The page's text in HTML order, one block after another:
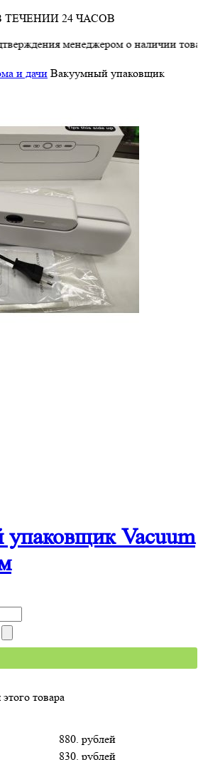
24 ЧАСОВ
менеджером о наличии товара.
и дачи Вакуумный упаковщик
Vacuum
товара
880. рублей
830. рублей